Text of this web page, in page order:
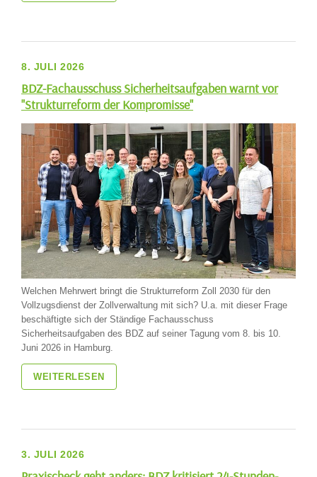
8. JULI 2026
BDZ-Fachausschuss Sicherheitsaufgaben warnt vor
"Strukturreform der Kompromisse"
Welchen Mehrwert bringt die Strukturreform Zoll 2030 für den
Vollzugsdienst der Zollverwaltung mit sich? U.a. mit dieser Frage
beschäftigte sich der Ständige Fachausschuss
Sicherheitsaufgaben des BDZ auf seiner Tagung vom 8. bis 10.
Juni 2026 in Hamburg.
WEITERLESEN
3. JULI 2026